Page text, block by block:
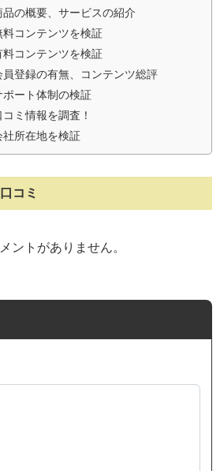
の概要、サービスの紹介
コンテンツを検証
コンテンツを検証
登録の有無、コンテンツ総評
ート体制の検証
ミ情報を調査！
所在地を検証
コミ
ントがありません。